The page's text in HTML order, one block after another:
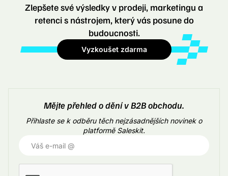
Zlepšete své výsledky v prodeji, marketingu a
retenci s nástrojem, který vás posune do
budoucnosti.
Vyzkoušet zdarma
Mějte přehled o dění v B2B obchodu.
Přihlaste se k odběru těch nejzásadnějších novinek o
platformě Saleskit.